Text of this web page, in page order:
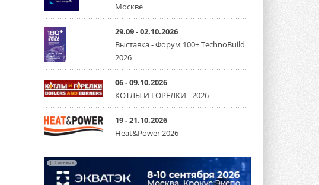
Mitsubishi расширяет
направление систем
охлаждения для ЦОД
Mitsubishi Electric создаёт в США новую
компанию MEHITS US Inc. ...
31 ИЮЛЯ 2026
США запретили использование
иностранных инверторов
комиссия по связи США (FCC) обновила
свой специальный перечень Covered ...
31 ИЮЛЯ 2026
можно будет устанавливать
солнечные панели в МКД
С 1 сентября снимается запрет на
Москве
29.09 - 02.10.2026
Выставка - Форум 100+ TechnoBuild
2026
06 - 09.10.2026
КОТЛЫ И ГОРЕЛКИ - 2026
19 - 21.10.2026
Heat&Power 2026
Реклама